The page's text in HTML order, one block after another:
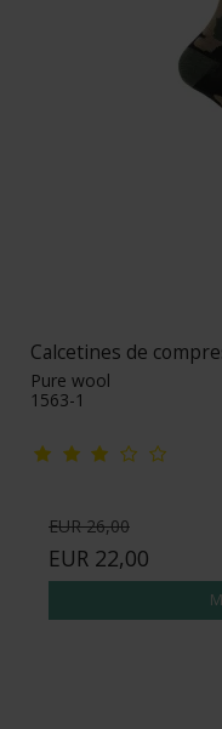
Calcetines de
Pure wool
1563-1
EUR 26,00
EUR 22,00